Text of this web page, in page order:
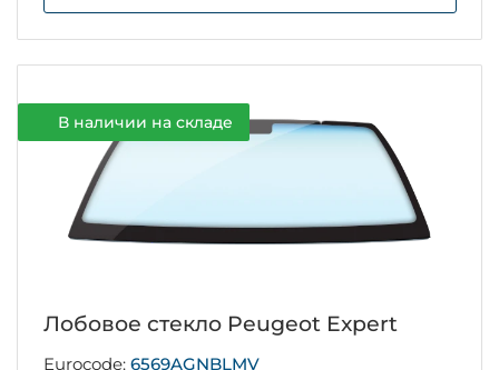
В наличии на складе
Лобовое стекло Peugeot Expert
Eurocode: 6569AGNBLMV